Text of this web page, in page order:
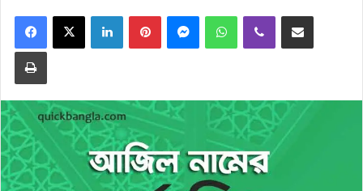
FacebookX LinkedInPinterestMessengerWhatsAppViber Share via Email
Print